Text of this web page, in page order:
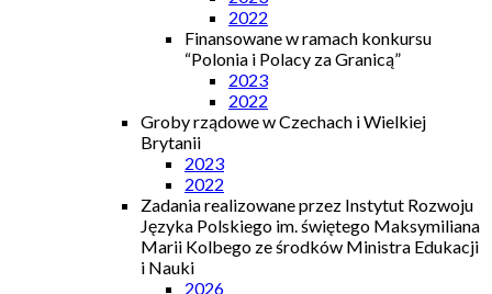
2022
Finansowane w ramach konkursu
“Polonia i Polacy za Granicą”
2023
2022
Groby rządowe w Czechach i Wielkiej
Brytanii
2023
2022
Zadania realizowane przez Instytut Rozwoju
Języka Polskiego im. świętego Maksymiliana
Marii Kolbego ze środków Ministra Edukacji
i Nauki
2026